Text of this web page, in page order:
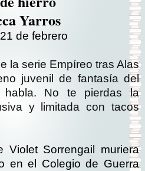
Yarros
de febrero
la serie Empíreo tras Alas
juvenil de fantasía del
No te pierdas la
y limitada con tacos
Violet Sorrengail muriera
en el Colegio de Guerra